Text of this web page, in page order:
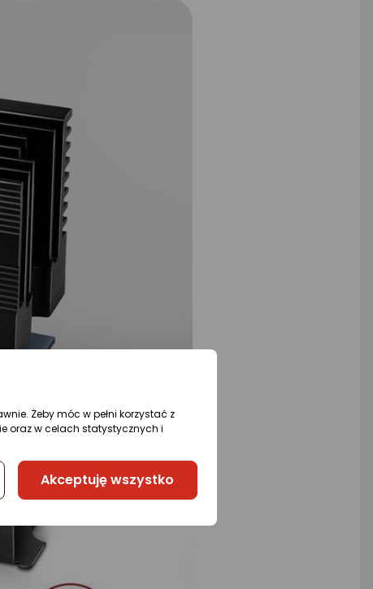
Żeby móc w pełni korzystać z
oraz w celach statystycznych i
Akceptuję wszystko